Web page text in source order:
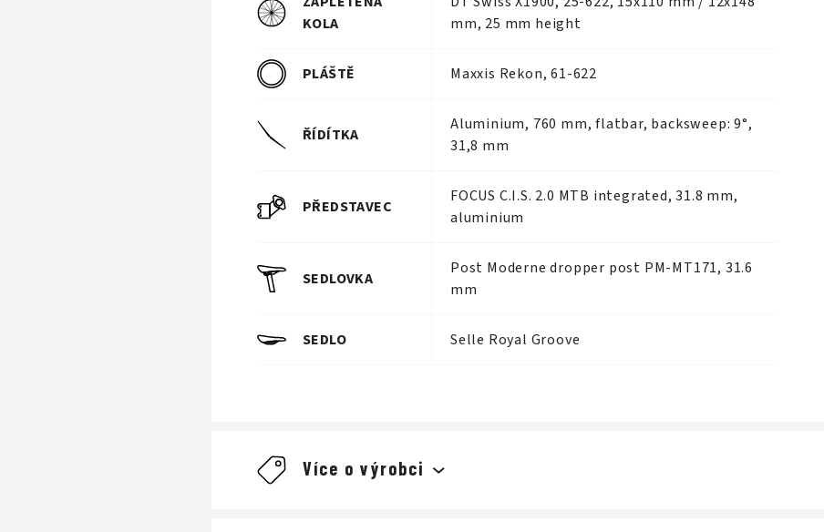
KOLA
mm, 25 mm height
PLÁŠTĚ Maxxis Rekon, 61-622
ŘÍDÍTKA
Aluminium, 760 mm, flatbar, backsweep: 9°,
31,8 mm
PŘEDSTAVEC
FOCUS C.I.S. 2.0 MTB integrated, 31.8 mm,
aluminium
SEDLOVKA
Post Moderne dropper post PM-MT171, 31.6
mm
SEDLO Selle Royal Groove
Více o výrobci